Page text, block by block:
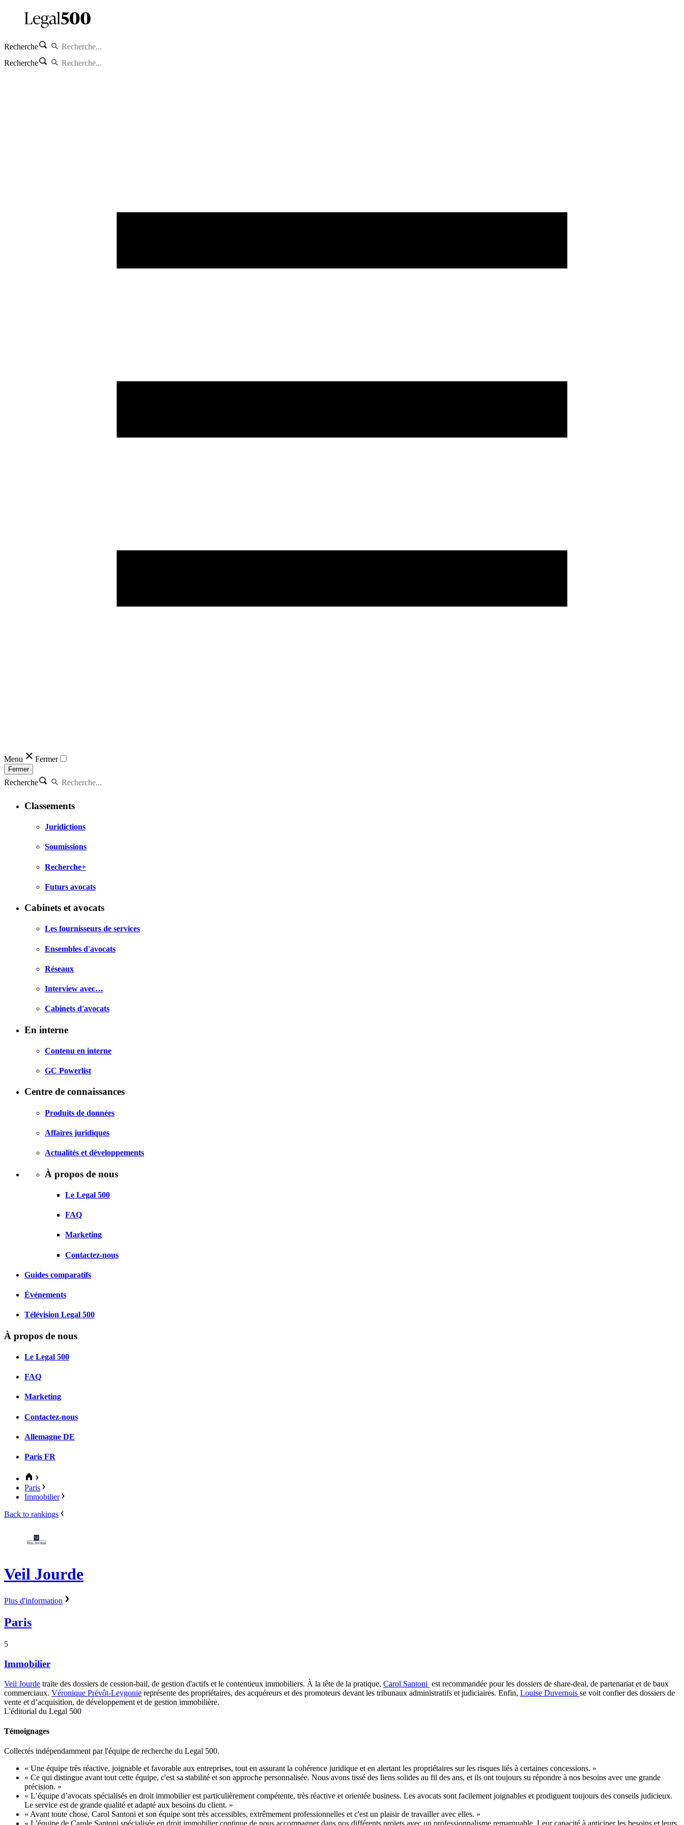
Recherche
Recherche
Menu Fermer
Fermer
Recherche
Classements
Juridictions
Soumissions
Recherche+
Futurs avocats
Cabinets et avocats
Les fournisseurs de services
Ensembles d'avocats
Réseaux
Interview avec…
Cabinets d'avocats
En interne
Contenu en interne
GC Powerlist
Centre de connaissances
Produits de données
Affaires juridiques
Actualités et développements
À propos de nous
Le Legal 500
FAQ
Marketing
Contactez-nous
Guides comparatifs
Événements
Télévision Legal 500
À propos de nous
Le Legal 500
FAQ
Marketing
Contactez-nous
Allemagne DE
Paris FR
Paris
Immobilier
Back to rankings
Veil Jourde
Plus d'information
Paris
5
Immobilier
Veil Jourde traite des dossiers de cession-bail, de gestion d'actifs et le contentieux immobiliers. À la tête de la pratique, Carol Santoni est recommandée pour les dossiers de share-deal, de partenariat et de baux
commerciaux. Véronique Prévôt-Leygonie représente des propriétaires, des acquéreurs et des promoteurs devant les tribunaux administratifs et judiciaires. Enfin, Louise Duvernois se voit confier des dossiers de
vente et d’acquisition, de développement et de gestion immobilière.
L'éditorial du Legal 500
Témoignages
Collectés indépendamment par l'équipe de recherche du Legal 500.
« Une équipe très réactive, joignable et favorable aux entreprises, tout en assurant la cohérence juridique et en alertant les propriétaires sur les risques liés à certaines concessions. »
« Ce qui distingue avant tout cette équipe, c'est sa stabilité et son approche personnalisée. Nous avons tissé des liens solides au fil des ans, et ils ont toujours su répondre à nos besoins avec une grande
précision. »
« L’équipe d’avocats spécialisés en droit immobilier est particulièrement compétente, très réactive et orientée business. Les avocats sont facilement joignables et prodiguent toujours des conseils judicieux.
Le service est de grande qualité et adapté aux besoins du client. »
« Avant toute chose, Carol Santoni et son équipe sont très accessibles, extrêmement professionnelles et c'est un plaisir de travailler avec elles. »